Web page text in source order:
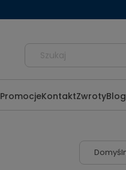
PromocjeKontaktZwrotyBlog